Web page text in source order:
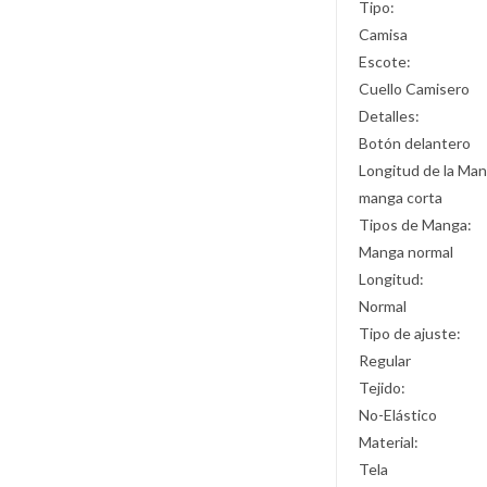
Tipo:
Camisa
Escote:
Cuello Camisero
Detalles:
Botón delantero
Longitud de la
manga corta
Tipos de Manga:
Manga normal
Longitud:
Normal
Tipo de ajuste:
Regular
Tejido:
No-Elástico
Material:
Tela